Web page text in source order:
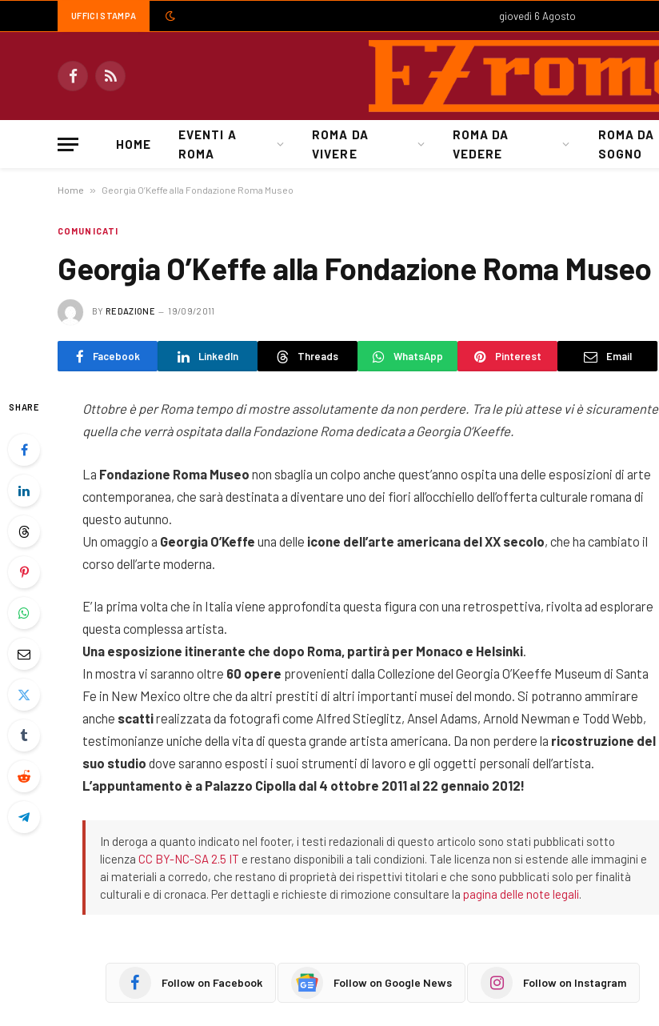
UFFICI STAMPA giovedì 6 Agosto
FacebookRSS
HOME
EVENTI A
ROMA
ROMA DA
VIVERE
ROMA DA
VEDERE
ROMA DA
SOGNO
Home » Georgia O’Keffe alla Fondazione Roma Museo
COMUNICATI
Georgia O’Keffe alla Fondazione Roma Museo
BY REDAZIONE 19/09/2011
Facebook LinkedIn Threads WhatsApp Pinterest Email
SHARE
Ottobre è per Roma tempo di mostre assolutamente da non perdere. Tra le più attese vi è sicuramente
quella che verrà ospitata dalla Fondazione Roma dedicata a Georgia O’Keeffe.
La Fondazione Roma Museo non sbaglia un colpo anche quest’anno ospita una delle esposizioni di arte
contemporanea, che sarà destinata a diventare uno dei fiori all’occhiello dell’offerta culturale romana di
questo autunno.
Un omaggio a Georgia O’Keffe una delle icone dell’arte americana del XX secolo, che ha cambiato il
corso dell’arte moderna.
E’ la prima volta che in Italia viene approfondita questa figura con una retrospettiva, rivolta ad esplorare
questa complessa artista.
Una esposizione itinerante che dopo Roma, partirà per Monaco e Helsinki.
In mostra vi saranno oltre 60 opere provenienti dalla Collezione del Georgia O’Keeffe Museum di Santa
Fe in New Mexico oltre che da altri prestiti di altri importanti musei del mondo. Si potranno ammirare
anche scattirealizzata da fotografi come Alfred Stieglitz, Ansel Adams, Arnold Newman e Todd Webb,
testimonianze uniche della vita di questa grande artista americana. Da non perdere la ricostruzione del
suo studio dove saranno esposti i suoi strumenti di lavoro e gli oggetti personali dell’artista.
L’appuntamento è a Palazzo Cipolla dal 4 ottobre 2011 al 22 gennaio 2012!
In deroga a quanto indicato nel footer, i testi redazionali di questo articolo sono stati pubblicati sotto
licenza CC BY-NC-SA 2.5 IT e restano disponibili a tali condizioni. Tale licenza non si estende alle immagini e
ai materiali a corredo, che restano di proprietà dei rispettivi titolari e che sono pubblicati solo per finalità
culturali e di cronaca. Per dettagli e richieste di rimozione consultare la pagina delle note legali.
Follow on Facebook Follow on Google News Follow on Instagram